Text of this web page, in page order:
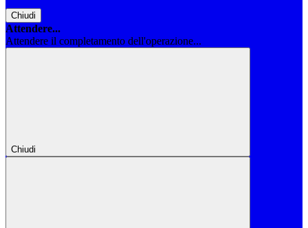
Chiudi
Attendere...
Attendere il completamento dell'operazione...
Chiudi